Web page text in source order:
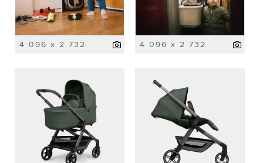
4 096 x 2 732 4 096 x 2 732